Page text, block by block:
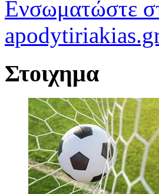
Ενσωματώστε
Στοιχημα